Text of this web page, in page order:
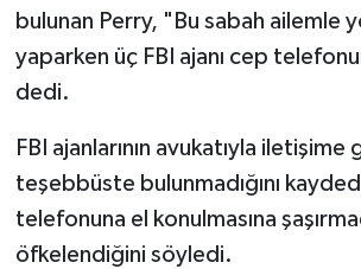
bulunan Perry, "Bu sabah ailemle
yaparken üç FBI ajanı cep
dedi.
FBI ajanlarının avukatıyla iletişime
teşebbüste bulunmadığını
telefonuna el konulmasına
öfkelendiğini söyledi.